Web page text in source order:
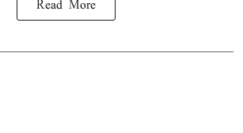
Read More